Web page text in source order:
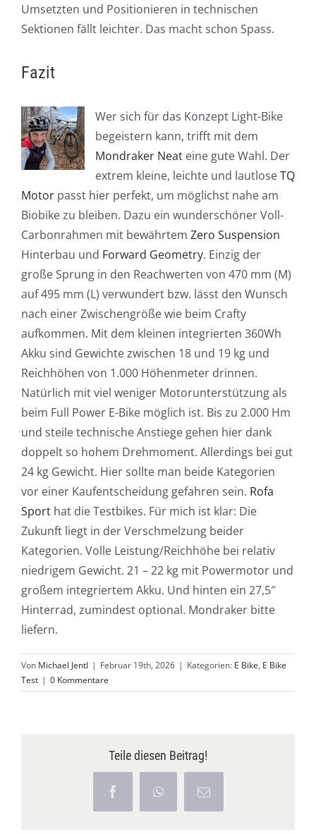
Umsetzten und Positionieren in technischen
Sektionen fällt leichter. Das macht schon Spass.
Fazit
Wer sich für das Konzept Light-Bike
begeistern kann, trifft mit dem
Mondraker Neat eine gute Wahl. Der
extrem kleine, leichte und lautloseTQ
Motor passt hier perfekt, um möglichst nahe am
Biobike zu bleiben. Dazu ein wunderschöner Voll-
Carbonrahmen mit bewährtem Zero Suspension
Hinterbau und Forward Geometry. Einzig der
große Sprung in den Reachwerten von 470 mm (M)
auf 495 mm (L) verwundert bzw. lässt den Wunsch
nach einer Zwischengröße wie beim Crafty
aufkommen. Mit dem kleinen integrierten 360Wh
Akku sind Gewichte zwischen 18 und 19 kg und
Reichhöhen von 1.000 Höhenmeter drinnen.
Natürlich mit viel weniger Motorunterstützung als
beim Full Power E-Bike möglich ist. Bis zu 2.000 Hm
und steile technische Anstiege gehen hier dank
doppelt so hohem Drehmoment. Allerdings bei gut
24 kg Gewicht. Hier sollte man beide Kategorien
vor einer Kaufentscheidung gefahren sein. Rofa
Sport hat die Testbikes. Für mich ist klar: Die
Zukunft liegt in der Verschmelzung beider
Kategorien. Volle Leistung/Reichhöhe bei relativ
niedrigem Gewicht. 21 – 22 kg mit Powermotor und
großem integriertem Akku. Und hinten ein 27,5″
Hinterrad, zumindest optional. Mondraker bitte
liefern.
Von Michael Jentl | Februar 19th, 2026 | Kategorien: E Bike, E Bike
Test | 0 Kommentare
Teile diesen Beitrag!
FacebookWhatsApp
E-
Mail